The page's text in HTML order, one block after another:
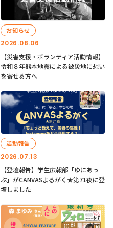
2026.08.06
お知らせ
【災害支援・ボランティア活動情報】
令和８年熊本地震による被災地に想い
を寄せる方へ
2026.07.13
活動報告
【登壇報告】学生広報部「ゆにあっ
ぷ」がCANVASよるがく★第71夜に登
壇しました